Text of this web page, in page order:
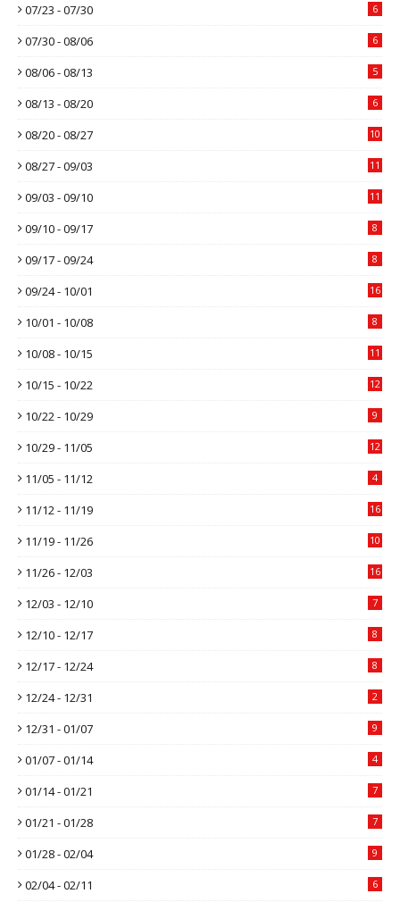
07/23 - 07/30 6
07/30 - 08/06 6
08/06 - 08/13 5
08/13 - 08/20 6
08/20 - 08/27 10
08/27 - 09/03 11
09/03 - 09/10 11
09/10 - 09/17 8
09/17 - 09/24 8
09/24 - 10/01 16
10/01 - 10/08 8
10/08 - 10/15 11
10/15 - 10/22 12
10/22 - 10/29 9
10/29 - 11/05 12
11/05 - 11/12 4
11/12 - 11/19 16
11/19 - 11/26 10
11/26 - 12/03 16
12/03 - 12/10 7
12/10 - 12/17 8
12/17 - 12/24 8
12/24 - 12/31 2
12/31 - 01/07 9
01/07 - 01/14 4
01/14 - 01/21 7
01/21 - 01/28 7
01/28 - 02/04 9
02/04 - 02/11 6